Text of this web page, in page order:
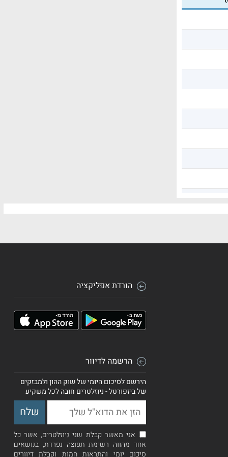
הורדת אפליקציה
הרשמה לדיוור
הירשם לסיכום היומי של שוק ההון ולמבזקים
של ביזפורטל - ניוזלטרים חובה לכל משקיע
אני מאשר קבלת שני ניוזלטרים, אשר כל
אחד מהווה רשימת תפוצה נפרדת, בנושאים
סיכום יומי והתראות חמות וקבלת דיוורים